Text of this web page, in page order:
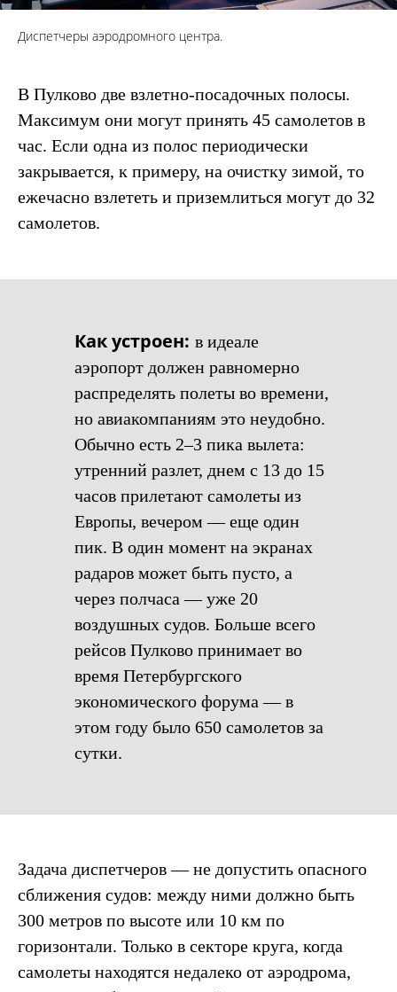
Диспетчеры аэродромного центра.
В Пулково две взлетно-посадочных полосы.
Максимум они могут принять 45 самолетов в
час. Если одна из полос периодически
закрывается, к примеру, на очистку зимой, то
ежечасно взлететь и приземлиться могут до 32
самолетов.
Как устроен: в идеале
аэропорт должен равномерно
распределять полеты во времени,
но авиакомпаниям это неудобно.
Обычно есть 2–3 пика вылета:
утренний разлет, днем с 13 до 15
часов прилетают самолеты из
Европы, вечером — еще один
пик. В один момент на экранах
радаров может быть пусто, а
через полчаса — уже 20
воздушных судов. Больше всего
рейсов Пулково принимает во
время Петербургского
экономического форума — в
этом году было 650 самолетов за
сутки.
Задача диспетчеров — не допустить опасного
сближения судов: между ними должно быть
300 метров по высоте или 10 км по
горизонтали. Только в секторе круга, когда
самолеты находятся недалеко от аэродрома,